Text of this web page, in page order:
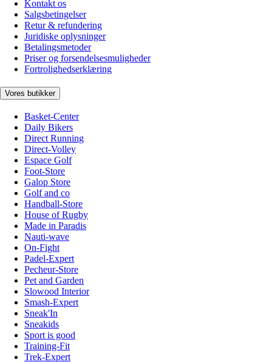
Kontakt os
Salgsbetingelser
Retur & refundering
Juridiske oplysninger
Betalingsmetoder
Priser og forsendelsesmuligheder
Fortrolighedserklæring
Vores butikker
Basket-Center
Daily Bikers
Direct Running
Direct-Volley
Espace Golf
Foot-Store
Galop Store
Golf and co
Handball-Store
House of Rugby
Made in Paradis
Nauti-wave
On-Fight
Padel-Expert
Pecheur-Store
Pet and Garden
Slowood Interior
Smash-Expert
Sneak'In
Sneakids
Sport is good
Training-Fit
Trek-Expert